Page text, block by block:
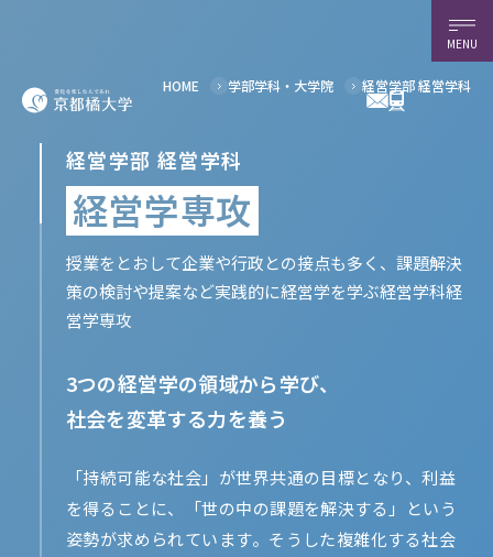
MENU
HOME 学部学科・大学院 経営学部 経営学科
経営学部 経営学科
経営学専攻
授業をとおして企業や行政との接点も多く、課題解決
策の検討や提案など実践的に経営学を学ぶ経営学科経
営学専攻
3つの経営学の領域から学び、
社会を変革する力を養う
「持続可能な社会」が世界共通の目標となり、利益
を得ることに、「世の中の課題を解決する」という
姿勢が求められています。そうした複雑化する社会